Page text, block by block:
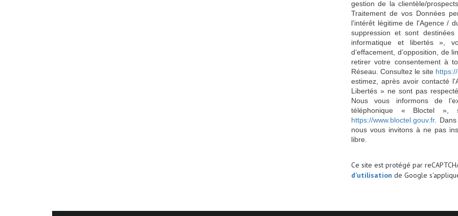
gestion de la clientèle/
Traitement de vos Données
l'intérêt légitime de l'Agence /
suppression et sont
informatique et libertés »,
d’effacement, d’opposition, de
retirer votre consentement à
Réseau. Consultez le site
estimez, après avoir contacté
Libertés » ne sont pas
Nous vous informons de
téléphonique « Bloctel
https://www.bloctel.gouv.fr.
nous vous invitons à ne pas
libre.
Ce site est protégé par
d'utilisation de Google